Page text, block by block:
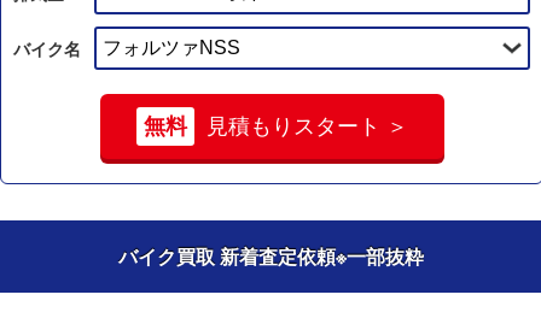
バイク名
無料 見積もりスタート ＞
バイク買取 新着査定依頼※一部抜粋